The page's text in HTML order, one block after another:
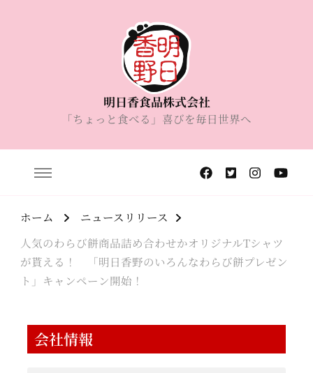
明日香食品株式会社
「ちょっと食べる」喜びを毎日世界へ
ホーム
ニュースリリース
人気のわらび餅商品詰め合わせかオリジナルTシャツ
が貰える！ 「明日香野のいろんなわらび餅プレゼン
ト」キャンペーン開始！
会社情報